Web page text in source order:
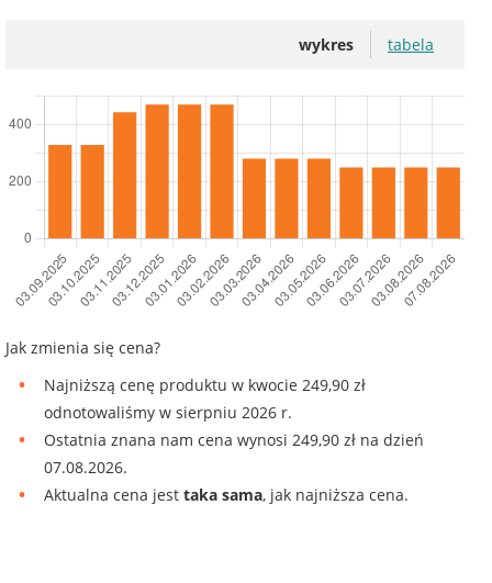
wykres tabela
Jak zmienia się cena?
Najniższą cenę produktu w kwocie 249,90 zł
odnotowaliśmy w sierpniu 2026 r.
Ostatnia znana nam cena wynosi 249,90 zł na dzień
07.08.2026.
Aktualna cena jest taka sama, jak najniższa cena.